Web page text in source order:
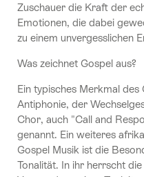
Zuschauer die Kraft der
Emotionen, die dabei
zu einem unvergesslichen
Was zeichnet Gospel aus?
Ein typisches Merkmal des
Antiphonie, der
Chor, auch "Call and
genannt. Ein weiteres
Gospel Musik ist die
Tonalität. In ihr herrscht